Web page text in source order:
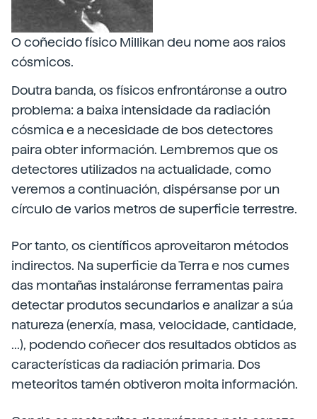
O coñecido físico Millikan deu nome aos raios
cósmicos.
Doutra banda, os físicos enfrontáronse a outro
problema: a baixa intensidade da radiación
cósmica e a necesidade de bos detectores
paira obter información. Lembremos que os
detectores utilizados na actualidade, como
veremos a continuación, dispérsanse por un
círculo de varios metros de superficie terrestre.
Por tanto, os científicos aproveitaron métodos
indirectos. Na superficie da Terra e nos cumes
das montañas instaláronse ferramentas paira
detectar produtos secundarios e analizar a súa
natureza (enerxía, masa, velocidade, cantidade,
...), podendo coñecer dos resultados obtidos as
características da radiación primaria. Dos
meteoritos tamén obtiveron moita información.